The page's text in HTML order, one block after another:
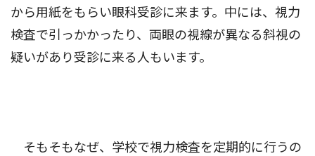
から用紙をもらい眼科受診に来ます。中には、視力
検査で引っかかったり、両眼の視線が異なる斜視の
疑いがあり受診に来る人もいます。
そもそもなぜ、学校で視力検査を定期的に行うの